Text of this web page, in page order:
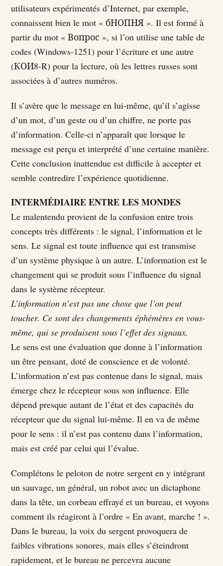
utilisateurs expérimentés d’Internet, par exemple,
connaissent bien le mot « бНОПНЯ ». Il est formé à
partir du mot « Вопрос », si l’on utilise une table de
codes (Windows-1251) pour l’écriture et une autre
(КОИ8-R) pour la lecture, où les lettres russes sont
associées à d’autres numéros.
Il s’avère que le message en lui-même, qu’il s’agisse
d’un mot, d’un geste ou d’un chiffre, ne porte pas
d’information. Celle-ci n’apparaît que lorsque le
message est perçu et interprété d’une certaine manière.
Cette conclusion inattendue est difficile à accepter et
semble contredire l’expérience quotidienne.
INTERMÉDIAIRE ENTRE LES MONDES
Le malentendu provient de la confusion entre trois
concepts très différents : le signal, l’information et le
sens. Le signal est toute influence qui est transmise
d’un système physique à un autre. L’information est le
changement qui se produit sous l’influence du signal
dans le système récepteur.
L’information n’est pas une chose que l’on peut
toucher. Ce sont des changements éphémères en vous-
même, qui se produisent sous l’effet des signaux.
Le sens est une évaluation que donne à l’information
un être pensant, doté de conscience et de volonté.
L’information n’est pas contenue dans le signal, mais
émerge chez le récepteur sous son influence. Elle
dépend presque autant de l’état et des capacités du
récepteur que du signal lui-même. Il en va de même
pour le sens : il n’est pas contenu dans l’information,
mais est créé par celui qui l’évalue.
Complétons le peloton de notre sergent en y intégrant
un sauvage, un général, un robot avec un dictaphone
dans la tête, un corbeau effrayé et un bureau, et voyons
comment ils réagiront à l’ordre « En avant, marche ! ».
Dans le bureau, la voix du sergent provoquera de
faibles vibrations sonores, mais elles s’éteindront
rapidement, et le bureau ne percevra aucune